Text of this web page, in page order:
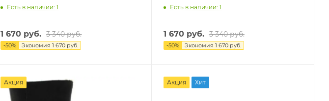
Есть в наличии: 1
1 670 руб. 3 340 руб.
-50% Экономия1 670 руб.
Есть в наличии: 1
1 670 руб. 3 340 руб.
-50% Экономия 1 670 руб.
Акция Акция Хит